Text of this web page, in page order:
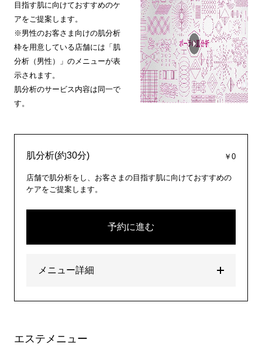
目指す肌に向けておすすめのケ
アをご提案します。
※男性のお客さま向けの肌分析
枠を用意している店舗には「肌
分析（男性）」のメニューが表
示されます。
肌分析のサービス内容は同一で
す。
肌分析(約30分) ￥0
店舗で肌分析をし、お客さまの目指す肌に向けておすすめの
ケアをご提案します。
予約に進む
メニュー詳細
エステメニュー